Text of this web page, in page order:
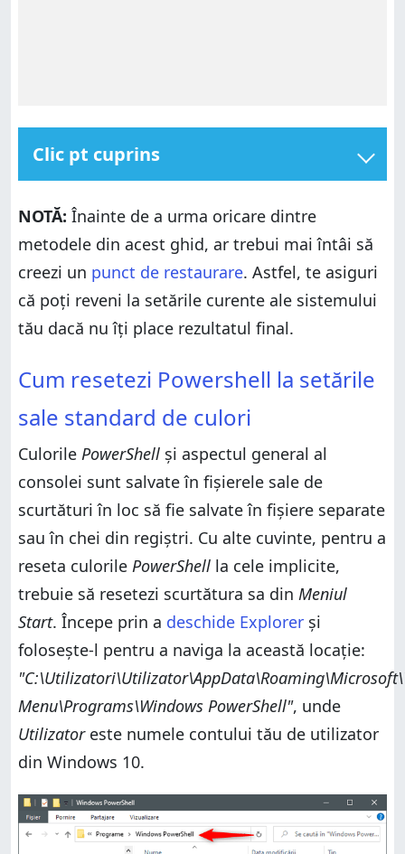
Clic pt cuprins
culori
Cum resetezi Linia de comandă la setările sale
standard, folosind fișierul nostru de registru
Cum resetezi Linia de comandă la setările sale
implicite, editând manual Registrul Windows
Ai reușit să resetezi PowerShell și Linia de comandă
la setările lor standard?
NOTĂ: Înainte de a urma oricare dintre
metodele din acest ghid, ar trebui mai întâi să
creezi un punct de restaurare. Astfel, te asiguri
că poți reveni la setările curente ale sistemului
tău dacă nu îți place rezultatul final.
culori
standard, folosind fișierul nostru de registru
implicite, editând manual Registrul Windows
Ai reușit să resetezi PowerShell și Linia de comandă
la setările lor standard?
Cum resetezi Powershell la setările
sale standard de culori
Culorile PowerShell și aspectul general al
consolei sunt salvate în fișierele sale de
scurtături în loc să fie salvate în fișiere separate
sau în chei din regiștri. Cu alte cuvinte, pentru a
reseta culorile PowerShell la cele implicite,
trebuie să resetezi scurtătura sa din Meniul
Start. Începe prin a deschide Explorer și
folosește-l pentru a naviga la această locație:
Menu\Programs\Windows PowerShell", unde
Utilizatoreste numele contului tău de utilizator
din Windows 10.